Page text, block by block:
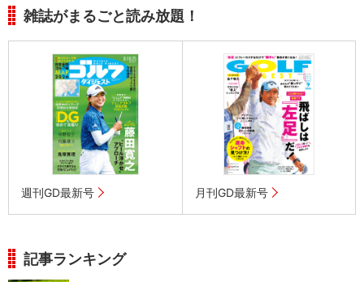
雑誌がまるごと読み放題！
週刊GD最新号 月刊GD最新号
記事ランキング